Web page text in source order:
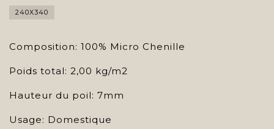
240X340
Composition: 100% Micro Chenille
Poids total: 2,00 kg/m2
Hauteur du poil: 7mm
Usage: Domestique